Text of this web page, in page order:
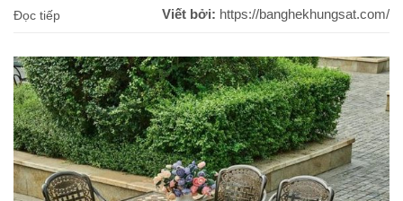
Đọc tiếp
Viết bởi: https://banghekhungsat.com/